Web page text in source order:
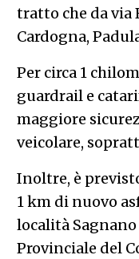
tratto che da via
Cardogna,
Per circa 1
guardrail e
maggiore
veicolare,
Inoltre, è
1 km di nuovo
località
Provinciale del